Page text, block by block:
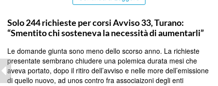
Solo 244 richieste per corsi Avviso 33, Turano:
“Smentito chi sosteneva la necessità di aumentarli”
Le domande giunta sono meno dello scorso anno. La richieste
presentate sembrano chiudere una polemica durata mesi che
aveva portato, dopo il ritiro dell’avviso e nelle more dell’emissione
di quello nuovo, ad unos contro fra associaizoni degli enti